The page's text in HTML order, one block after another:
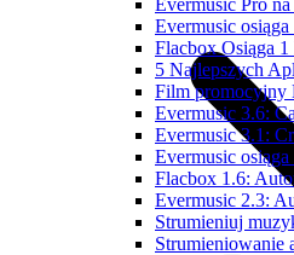
Evermusic Pro
Evermusic
Flacbox Osiąga
5 Najlepszych
Film promocyjny
Evermusic 3.6:
Evermusic 3.1:
Evermusic
Flacbox 1.6:
Evermusic 2.3:
Strumieniuj
Strumieniowanie